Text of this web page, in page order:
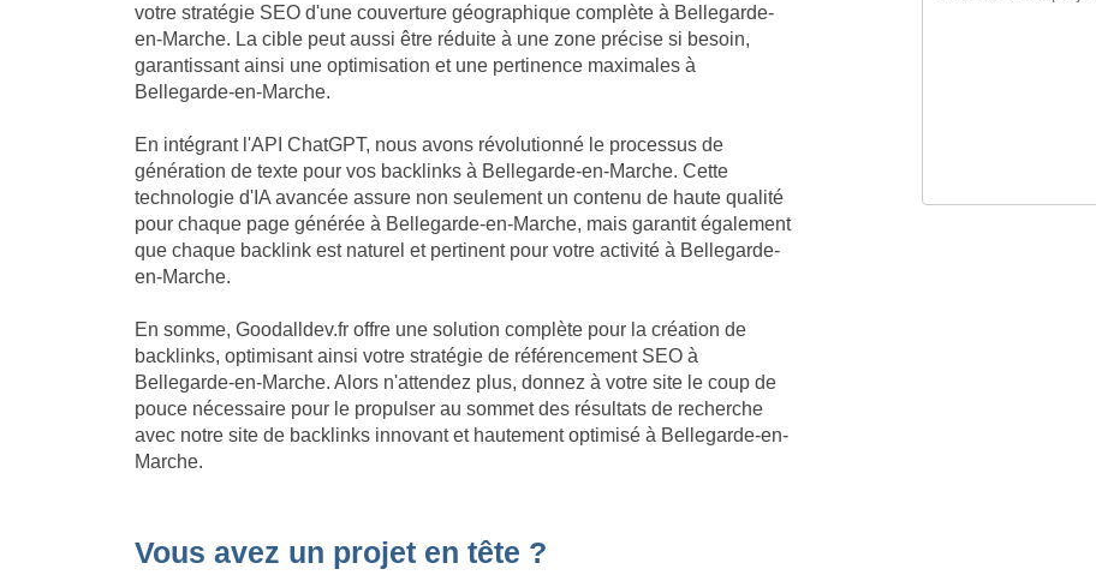
votre stratégie SEO d'une couverture géographique complète à Bellegarde-
en-Marche. La cible peut aussi être réduite à une zone précise si besoin,
garantissant ainsi une optimisation et une pertinence maximales à
Bellegarde-en-Marche.
En intégrant l'API ChatGPT, nous avons révolutionné le processus de
génération de texte pour vos backlinks à Bellegarde-en-Marche. Cette
technologie d'IA avancée assure non seulement un contenu de haute qualité
pour chaque page générée à Bellegarde-en-Marche, mais garantit également
que chaque backlink est naturel et pertinent pour votre activité à Bellegarde-
en-Marche.
En somme, Goodalldev.fr offre une solution complète pour la création de
backlinks, optimisant ainsi votre stratégie de référencement SEO à
Bellegarde-en-Marche. Alors n'attendez plus, donnez à votre site le coup de
pouce nécessaire pour le propulser au sommet des résultats de recherche
avec notre site de backlinks innovant et hautement optimisé à Bellegarde-en-
Marche.
Vous avez un projet en tête ?